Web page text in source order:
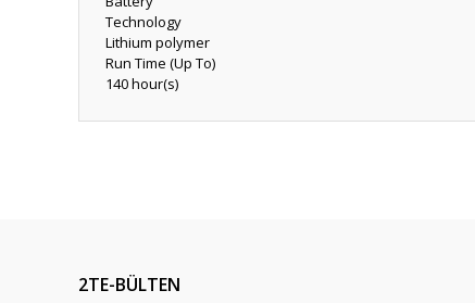
Technology
Lithium polymer
Run Time (Up To)
140 hour(s)
Ürün bilgilerinde hatalar bulunuyor.
2TE-BÜLTEN